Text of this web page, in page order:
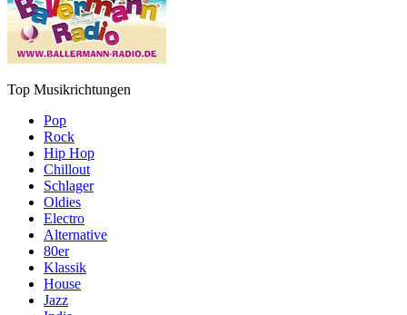
Top Musikrichtungen
Pop
Rock
Hip Hop
Chillout
Schlager
Oldies
Electro
Alternative
80er
Klassik
House
Jazz